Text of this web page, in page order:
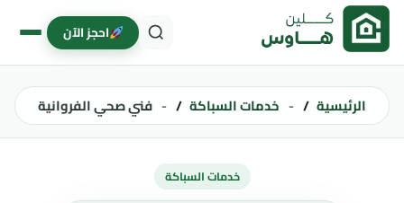
تخطى إلى المحتوى
احجز الآن
الرئيسية خدمات السباكة فني صحي الفروانية
خدمات السباكة